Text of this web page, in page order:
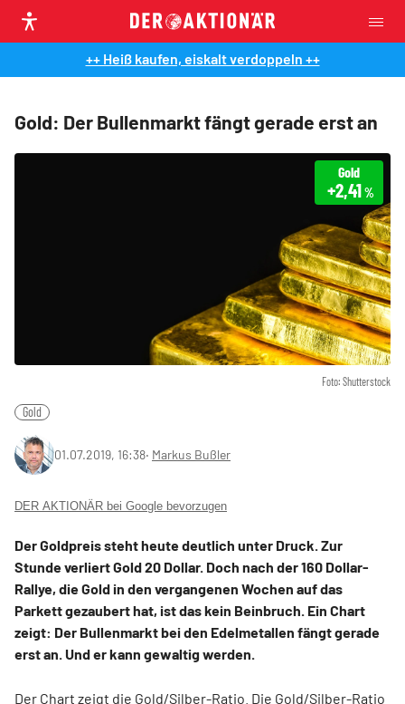
++ Heiß kaufen, eiskalt verdoppeln ++
Gold: Der Bullenmarkt fängt gerade erst an
Foto: Shutterstock
Gold
+2,41%
Gold
01.07.2019, 16:38‧ Markus Bußler
DER AKTIONÄR bei Google bevorzugen
Der Goldpreis steht heute deutlich unter Druck. Zur
Stunde verliert Gold 20 Dollar. Doch nach der 160 Dollar-
Rallye, die Gold in den vergangenen Wochen auf das
Parkett gezaubert hat, ist das kein Beinbruch. Ein Chart
zeigt: Der Bullenmarkt bei den Edelmetallen fängt gerade
erst an. Und er kann gewaltig werden.
Der Chart zeigt die Gold/Silber-Ratio. Die Gold/Silber-Ratio